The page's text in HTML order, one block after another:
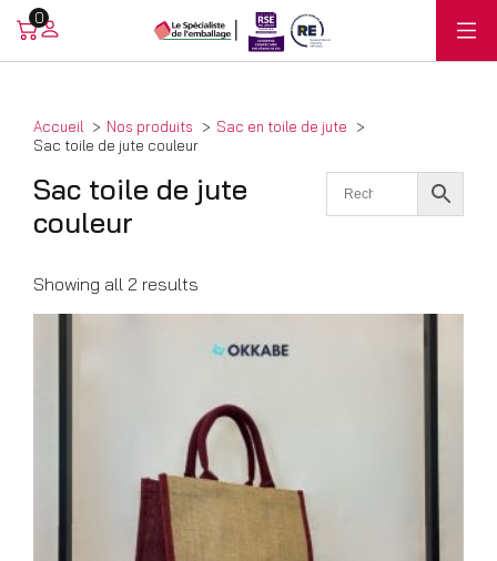
0
Accueil Nos produits
Sac en toile de jute
Sac toile de jute couleur
Sac toile de jute
couleur
Showing all 2 results